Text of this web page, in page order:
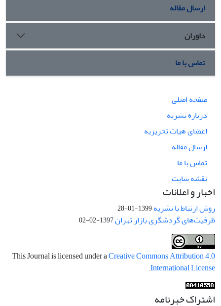
ارسال مقاله
داوران
تماس با ما
صفحه اصلی
درباره نشریه
اعضای هیات تحریریه
ارسال مقاله
تماس با ما
نقشه سایت
اخبار و اعلانات
روش ارتباط با نشریه1399-01-28
ظرفیت‌های گردشگری بازار تهران1397-02-02
This Journal is licensed under aCreative Commons Attribution 4.0
International License
.
اشتراک خبرنامه